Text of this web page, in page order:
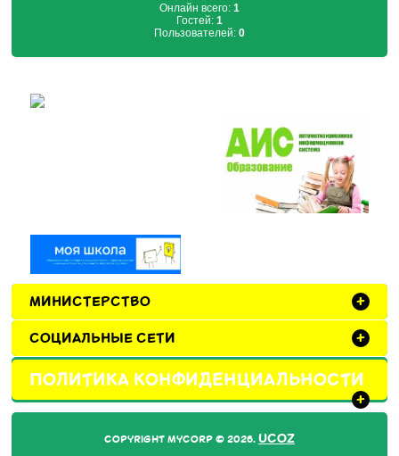
Онлайн всего: 1
Гостей: 1
Пользователей: 0
МИНИСТЕРСТВО +
СОЦИАЛЬНЫЕ СЕТИ +
ПОЛИТИКА КОНФИДЕНЦИАЛЬНОСТИ
+
COPYRIGHT MYCORP © 2026. UCOZ